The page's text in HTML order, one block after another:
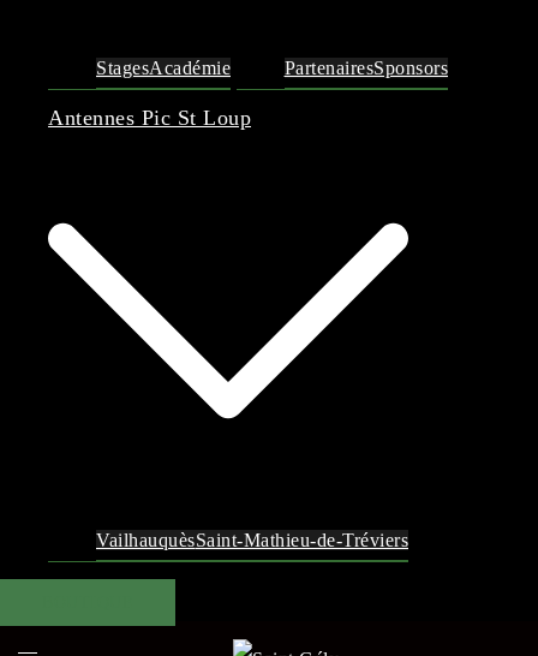
StagesAcadémie PartenairesSponsors
Antennes Pic St Loup
VailhauquèsSaint-Mathieu-de-Tréviers